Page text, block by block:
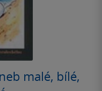
malé, bílé,